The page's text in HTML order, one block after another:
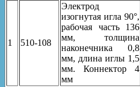
1 510-108
Электрод
изогнутая игла 90°,
рабочая часть 136
мм, толщина
наконечника 0,8
мм, длина иглы 1,5
мм. Коннектор 4
мм